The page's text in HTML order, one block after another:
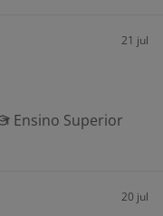
21 jul
Ensino Superior
20 jul